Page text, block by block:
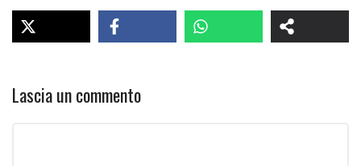
Lascia un commento